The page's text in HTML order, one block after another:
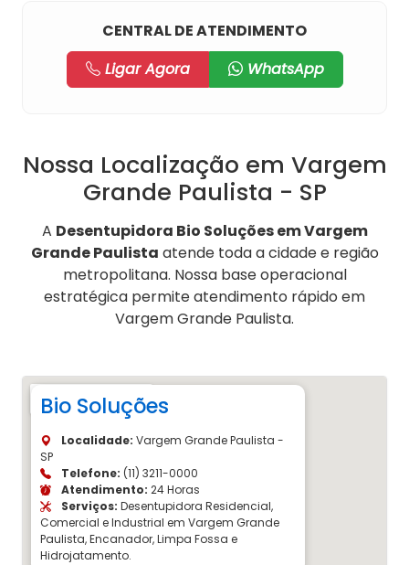
CENTRAL DE ATENDIMENTO
Ligar Agora
WhatsApp
Nossa Localização em Vargem
Grande Paulista - SP
A Desentupidora Bio Soluções em Vargem
Grande Paulista atende toda a cidade e região
metropolitana. Nossa base operacional
estratégica permite atendimento rápido em
Vargem Grande Paulista.
Bio Soluções
Localidade: Vargem Grande Paulista -
SP
Telefone: (11) 3211-0000
Atendimento: 24 Horas
Serviços: Desentupidora Residencial,
Comercial e Industrial em Vargem Grande
Paulista, Encanador, Limpa Fossa e
Hidrojatamento.